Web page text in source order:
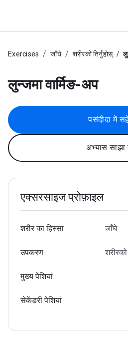
Exercises जाँघे शरीरको तिर्नुहोस्
लुन्जमा वार्मिङ-अप
पसंदीदा में
अभ्यास
एक्सरसाइज प्रोफ़ाइल
शरीर का हिस्सा जाँघे
उपकरण शरीरको
मुख्य पेशियां
सेकेंडरी पेशियां